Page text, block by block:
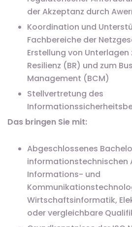
der Akzeptanz durch
Koordination und
Fachbereiche der
Erstellung von Unterlagen
Resilienz (BR) und zum
Management (BCM)
Stellvertretung des
Das bringen Sie mit:
Abgeschlossenes
informationstechnischen
Informations- und
Wirtschaftsinformatik,
oder vergleichbare